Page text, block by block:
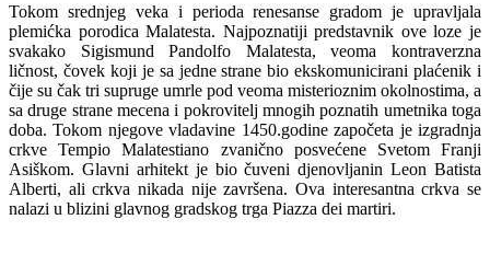
Tokom srednjeg veka i perioda renesanse gradom je upravljala
plemićka porodica Malatesta. Najpoznatiji predstavnik ove loze je
svakako Sigismund Pandolfo Malatesta, veoma kontraverzna
ličnost, čovek koji je sa jedne strane bio ekskomunicirani plaćenik i
čije su čak tri supruge umrle pod veoma misterioznim okolnostima, a
sa druge strane mecena i pokrovitelj mnogih poznatih umetnika toga
doba. Tokom njegove vladavine 1450.godine započeta je izgradnja
crkve Tempio Malatestiano zvanično posvećene Svetom Franji
Asiškom. Glavni arhitekt je bio čuveni djenovljanin Leon Batista
Alberti, ali crkva nikada nije završena. Ova interesantna crkva se
nalazi u blizini glavnog gradskog trga Piazza dei martiri.